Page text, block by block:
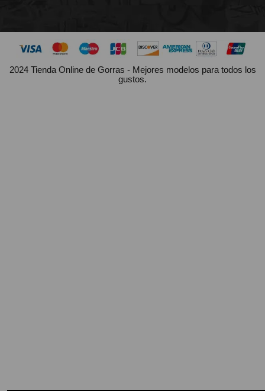
2024 Tienda Online de Gorras - Mejores modelos para todos los
gustos.